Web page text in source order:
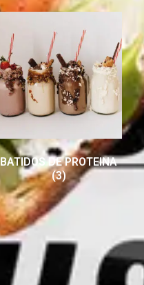
BATIDOS DE PROTEINA
(3)